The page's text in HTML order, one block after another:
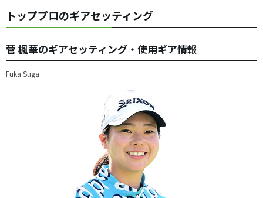
トッププロのギアセッティング
菅 楓華のギアセッティング・使用ギア情報
Fuka Suga